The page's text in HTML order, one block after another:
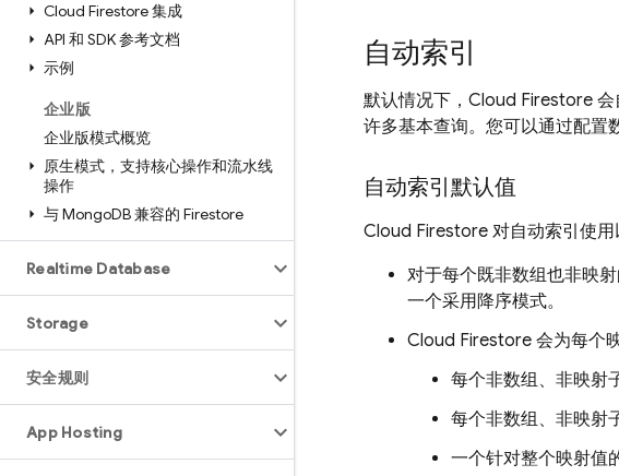
Cloud Firestore 集成
API 和 SDK 参考文档
示例
企业版
企业版模式概览
原生模式，支持核心操作和流水线
操作
与 MongoDB 兼容的 Firestore
Realtime Database
Storage
安全规则
App Hosting
自动索引
默认情况下， Cloud Firestore 会
许多基本查询。您可以通过配置
自动索引默认值
Cloud Firestore 对自动索引使用
对于每个既非数组也非映射
一个采用降序模式。
Cloud Firestore 会为每个
每个非数组、非映射
每个非数组、非映射
一个针对整个映射值